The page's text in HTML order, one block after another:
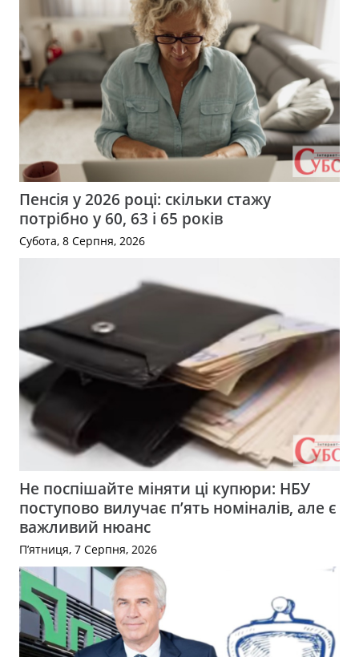
Пенсія у 2026 році: скільки стажу
потрібно у 60, 63 і 65 років
Субота, 8 Серпня, 2026
Не поспішайте міняти ці купюри: НБУ
поступово вилучає п’ять номіналів, але є
важливий нюанс
П’ятниця, 7 Серпня, 2026